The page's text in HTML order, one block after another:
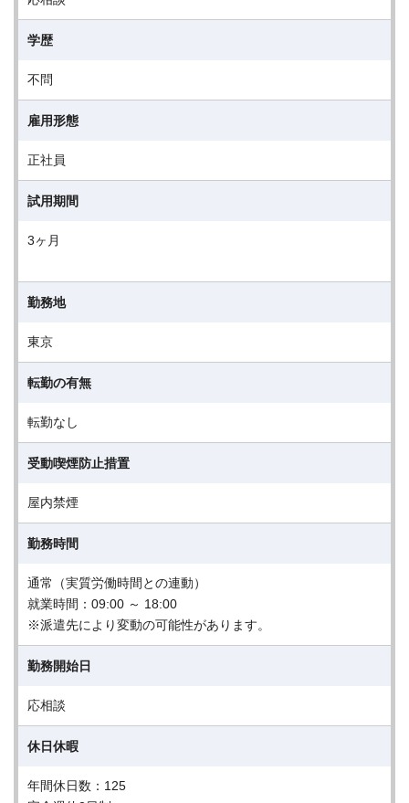
学歴
不問
雇用形態
正社員
試用期間
3ヶ月
勤務地
東京
転勤の有無
転勤なし
受動喫煙防止措置
屋内禁煙
勤務時間
通常（実質労働時間との連動）
就業時間：09:00 ～ 18:00
※派遣先により変動の可能性があります。
勤務開始日
応相談
休日休暇
年間休日数：125